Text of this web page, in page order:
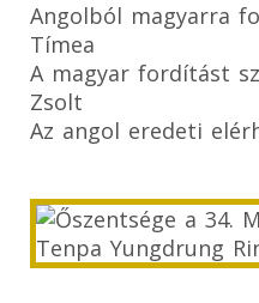
Angolból magyarra
Tímea
A magyar fordítást
Zsolt
Az angol eredeti